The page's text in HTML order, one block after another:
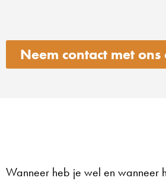
Neem contact met ons
Wanneer heb je wel en wanneer